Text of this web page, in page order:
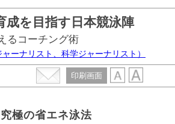
成を目指す日本競泳陣
るコーチング術
ャーナリスト、科学ジャーナリスト）
印刷画面
極の省エネ泳法